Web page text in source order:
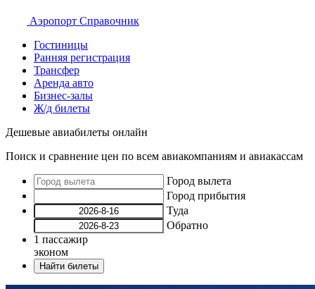
Аэропорт Справочник
Гостиницы
Ранняя регистрация
Трансфер
Аренда авто
Бизнес-залы
Ж/д билеты
Дешевые авиабилеты онлайн
Поиск и сравнение цен по всем авиакомпаниям и авиакассам
Город вылета
Город прибытия
Туда
Обратно
1 пассажир
эконом
Найти билеты